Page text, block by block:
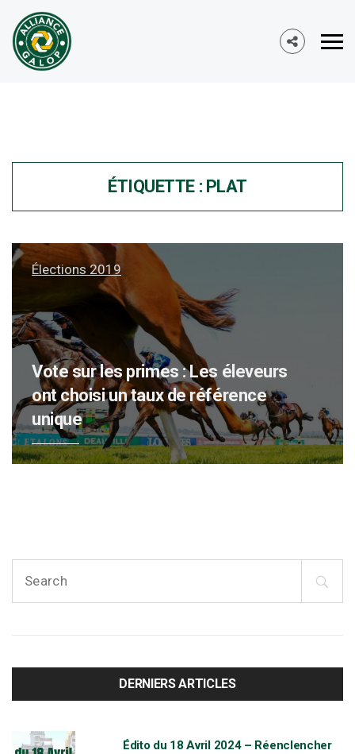
ÉTIQUETTE : PLAT
Élections 2019
Vote sur les primes : Les éleveurs
ont choisi un taux de référence
unique
a
o
DERNIERS ARTICLES
Édito du 18 Avril 2024 – Réenclencher